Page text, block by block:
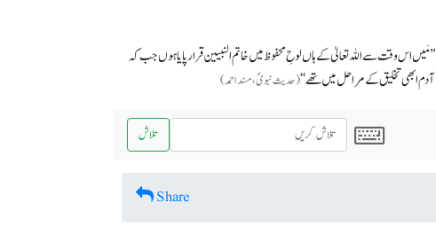
’’مَیں اس وقت سے اللہ تعالیٰ کے ہاں لوحِ محفوظ میں خاتم النبیین قرار پایا ہوں جب کہ
آدم ابھی تخلیق کے مراحل میں تھے‘‘(حدیث نبویؐ، مسند احمد)
تلاش
Share